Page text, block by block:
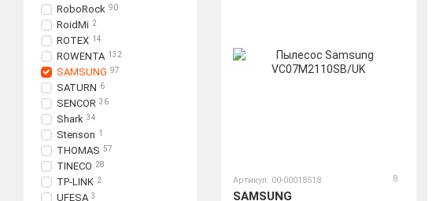
Артикул: 00-00018518 8
SAMSUNG
RoboRock 90
RoidMi 2
ROTEX 14
ROWENTA 132
SAMSUNG 97
SATURN 6
SENCOR 36
Shark 34
Stenson 1
THOMAS 57
TINECO 28
TP-LINK 2
UFESA 3